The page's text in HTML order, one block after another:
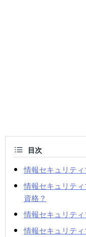
目次
情報セキュリテ
情報セキュリテ
資格？
情報セキュリテ
情報セキュリテ